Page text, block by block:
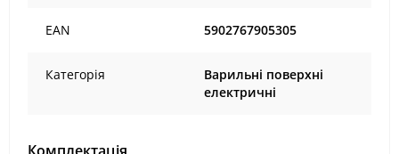
EAN 5902767905305
Категорія
Варильні поверхні
електричні